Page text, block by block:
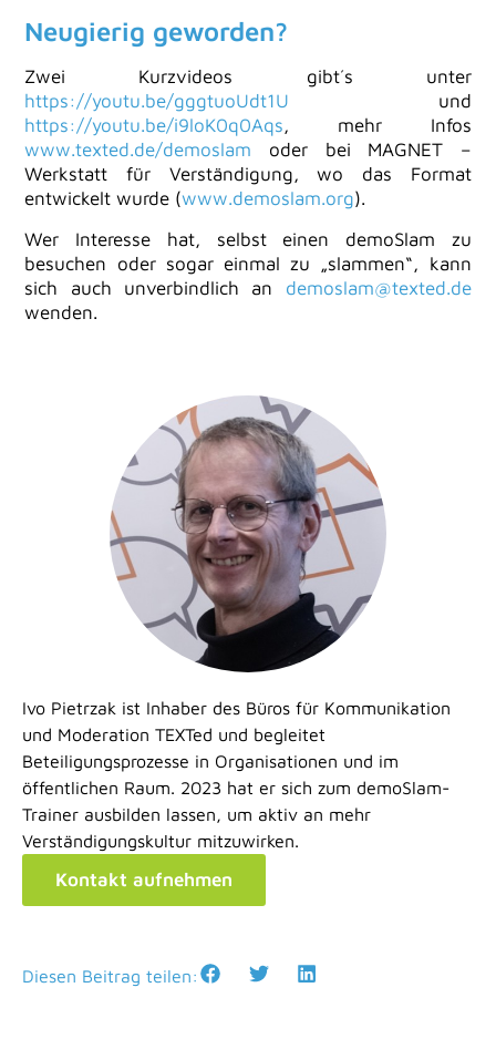
Neugierig geworden?
Zwei Kurzvideos gibt´s unter
https://youtu.be/gggtuoUdt1U und
https://youtu.be/i9loK0q0Aqs, mehr Infos
www.texted.de/demoslam oder bei MAGNET –
Werkstatt für Verständigung, wo das Format
entwickelt wurde (www.demoslam.org).
Wer Interesse hat, selbst einen demoSlam zu
besuchen oder sogar einmal zu „slammen“, kann
sich auch unverbindlich an demoslam@texted.de
wenden.
Ivo Pietrzak ist Inhaber des Büros für Kommunikation
und Moderation TEXTed und begleitet
Beteiligungsprozesse in Organisationen und im
öffentlichen Raum. 2023 hat er sich zum demoSlam-
Trainer ausbilden lassen, um aktiv an mehr
Verständigungskultur mitzuwirken.
Kontakt aufnehmen
Diesen Beitrag teilen: